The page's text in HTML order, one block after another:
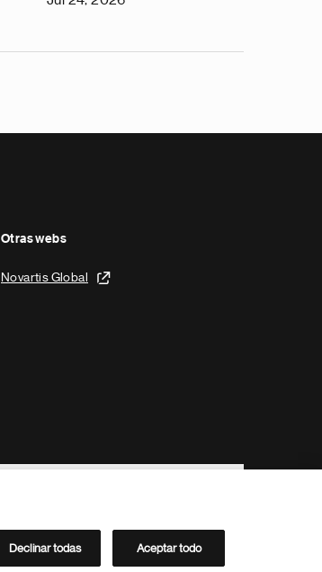
Otras webs
Novartis Global
Directorio de Novartis
Declinar todas Aceptar todo